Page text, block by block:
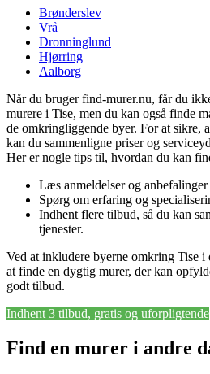
Brønderslev
Vrå
Dronninglund
Hjørring
Aalborg
Når du bruger find-murer.nu, får du
murere i Tise, men du kan også finde
de omkringliggende byer. For at sikre,
kan du sammenligne priser og
Her er nogle tips til, hvordan du kan
Læs anmeldelser og
Spørg om erfaring og
Indhent flere tilbud, så du kan
tjenester.
Ved at inkludere byerne omkring Tise i
at finde en dygtig murer, der kan
godt tilbud.
Indhent 3 tilbud, gratis og uforpligtende
Find en murer i andre